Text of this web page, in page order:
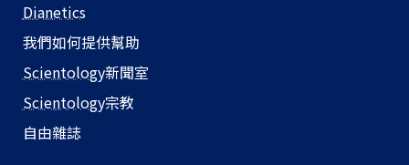
Dianetics
我們如何提供幫助
Scientology新聞室
Scientology宗教
自由雜誌